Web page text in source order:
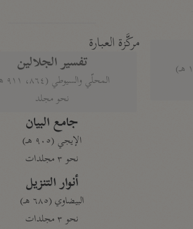
مركَّزة العبارة
تفسير الجلالين
المحلّي والسيوطي (٨٦٤، ٩١١ هـ)
نحو مجلد
جامع البيان
الإيجي (٩٠٥ هـ)
نحو ٣ مجلدات
أنوار التنزيل
البيضاوي (٦٨٥ هـ)
نحو ٣ مجلدات